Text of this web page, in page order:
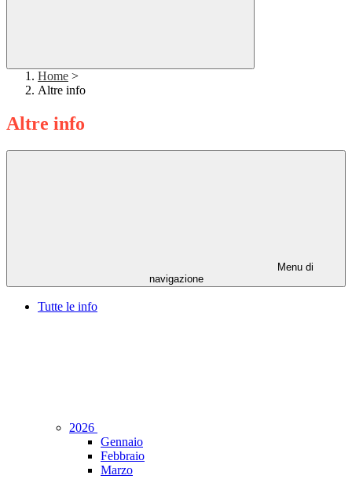
Home >
Altre info
Altre info
Menu di
navigazione
Tutte le info
2026
Gennaio
Febbraio
Marzo